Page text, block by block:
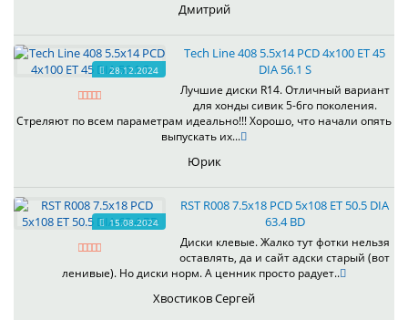
Дмитрий
28.12.2024
Tech Line 408 5.5x14 PCD 4x100 ET 45
DIA 56.1 S
Лучшие диски R14. Отличный вариант
для хонды сивик 5-6го поколения.
Стреляют по всем параметрам идеально!!! Хорошо, что начали опять
выпускать их...
Юрик
15.08.2024
RST R008 7.5x18 PCD 5x108 ET 50.5 DIA
63.4 BD
Диски клевые. Жалко тут фотки нельзя
оставлять, да и сайт адски старый (вот
ленивые). Но диски норм. А ценник просто радует..
Хвостиков Сергей